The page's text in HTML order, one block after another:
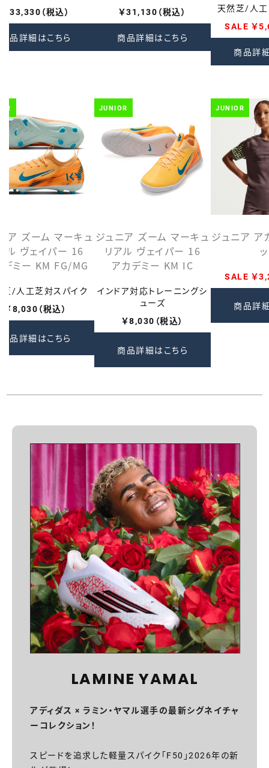
￥33,330（税込）
商品詳細はこちら
￥31,130（税込）
商品詳細はこちら
天然芝/人工
SALE ￥
商品詳
ア ズーム マーキュ
ル ヴェイパー 16
デミー KM FG/MG
芝/人工芝対スパイク
￥8,030（税込）
商品詳細はこちら
JUNIOR
ジュニア ズーム マーキュ
リアル ヴェイパー 16
アカデミー KM IC
インドア対応トレーニングシ
ューズ
￥8,030（税込）
商品詳細はこちら
JUNIOR
ジュニア ア
SALE ￥
商品詳
LAMINE YAMAL
アディダス × ラミン・ヤマル選手の最新シグネイチャ
ーコレクション！
スピードを追求した軽量スパイク「F50」2026年の新